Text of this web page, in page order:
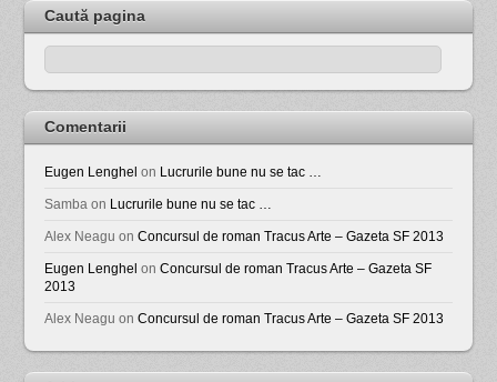
Caută pagina
Comentarii
Eugen Lenghel on Lucrurile bune nu se tac …
Samba on Lucrurile bune nu se tac …
Alex Neagu onConcursul de roman Tracus Arte – Gazeta SF 2013
Eugen Lenghel onConcursul de roman Tracus Arte – Gazeta SF
2013
Alex Neagu onConcursul de roman Tracus Arte – Gazeta SF 2013